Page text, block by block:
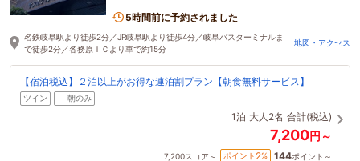
5時間前に予約されました
名鉄岐阜駅より徒歩2分／JR岐阜駅より徒歩4分／岐阜バスターミナルま
で徒歩2分／各務原ＩＣより車で約15分
地図・アクセス
【宿泊税込】２泊以上がお得な連泊割プラン【朝食無料サービス】
ツイン 朝のみ
1泊 大人2名 合計(税込)
7,200円～
7,200スコア～ ポイント 2% 144ポイント～